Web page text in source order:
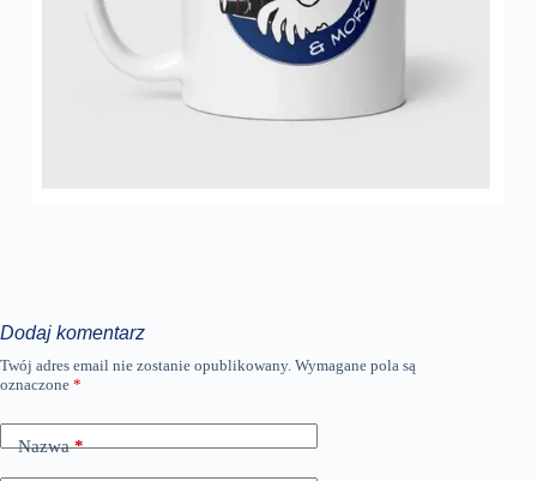
Dodaj komentarz
Twój adres email nie zostanie opublikowany. Wymagane pola są
oznaczone *
Nazwa*